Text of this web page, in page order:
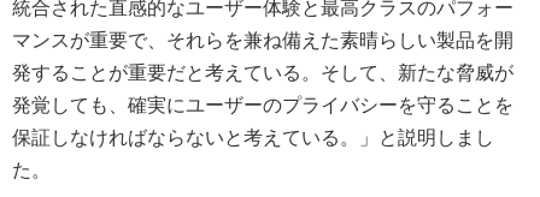
統合された直感的なユーザー体験と最高クラスのパフォー
マンスが重要で、それらを兼ね備えた素晴らしい製品を開
発することが重要だと考えている。そして、新たな脅威が
発覚しても、確実にユーザーのプライバシーを守ることを
保証しなければならないと考えている。」と説明しまし
た。